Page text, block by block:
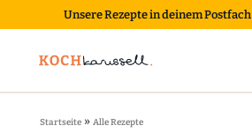
Unsere Rezepte in deinem Postfach
Startseite» Alle Rezepte